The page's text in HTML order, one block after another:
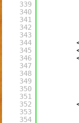
339
340
341
342
343
344
345
346
347
348
349
350
351
352
353
354